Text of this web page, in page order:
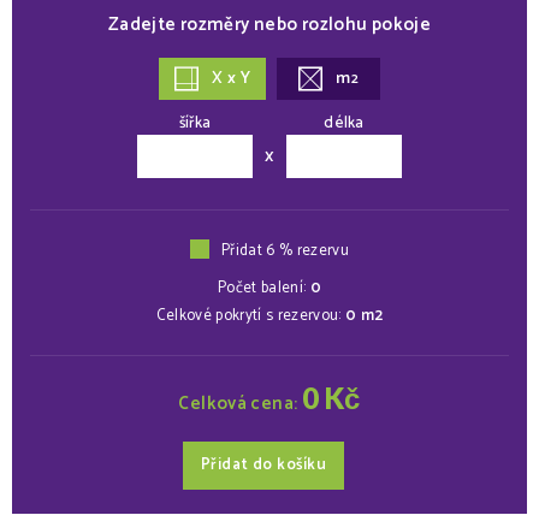
Zadejte rozměry nebo rozlohu pokoje
X x Y m2
šířka
x
délka
Přidat 6 % rezervu
Počet balení: 0
Celkové pokrytí s rezervou: 0 m2
Celková cena: 0Kč
Přidat do košíku